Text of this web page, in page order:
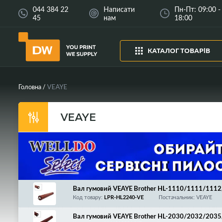
044 384 22
45
Написати
нам
Пн-Пт: 09:00 -
18:00
КАТАЛОГ ТОВАРІВ
Головна VEAYE
VEAYE
Вал гумовий VEAYE Brother HL-1110/1111/
00D/2130/2140/2150/2170/2220/2230/
815/1912/7320/7340/7345/7360/7440/7450/
Код товару: LPR-HL2240-VE Постачальник: VEAYE
Вал гумовий VEAYE Brother HL-2030/2032/